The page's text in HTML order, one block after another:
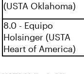
(USTA Oklahoma)
8.0 - Equipo
Holsinger (USTA
Heart of America)